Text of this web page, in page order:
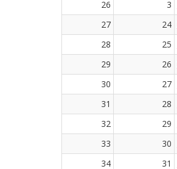
26
3
27
24
28
25
29
26
30
27
31
28
32
29
33
30
34
31